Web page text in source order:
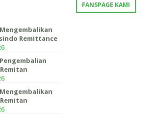
Remittance
FANSPAGE KAMI